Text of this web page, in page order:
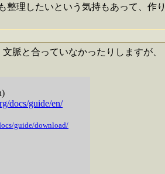
も整理したいという気持もあって、作
脈と合っていなかったりしますが
docs/guide/en/
guide/download/